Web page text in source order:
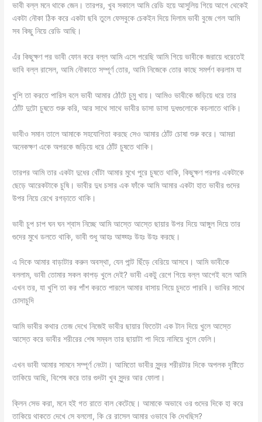
ভাবী বল্ল মনে থাকে জেন। তারপর, খুব সকালে আমি রেডি হয়ে আসুলিয় গিয়ে আগে থেকেই
একটা নৌকা ঠিক করে একটা ছবি তুলে ফেসবুকে চেকইন দিয়ে দিলাম ভাবী বুজে গেল আমি
সব কিছু নিয়ে রেডি আছি।
এঁর কিছুক্ষণ পর ভাবী ফোন করে বল্ল আমি এসে পরেছি আমি গিয়ে ভাবীকে জরায়ে ধরেতেই
ভাবি বল্ল রাসেল, আমি নৌকাতে সম্পূর্ণ তোর, আমি নিজেকে তোর কাছে সমর্পণ করলাম যা
খুশি তা করতে পারিস বলে ভাবী আমার ঠোঁটে চুমু খায়। আমিও ভাবীকে জড়িয়ে ধরে তার
ঠোঁট দুটো চুষতে শুরু করি, আর সাথে সাথে ভাবীর ডাসা ডাসা দুধগুলোকে কচলাতে থাকি।
ভাবীও সমান তালে আমাকে সহযোগিতা করছে সেও আমার ঠোঁট চোষা শুরু করে। আমরা
অনেকক্ষণ একে অপরকে জড়িয়ে ধরে ঠোঁট চুষতে থাকি।
তারপর আমি তার একটা দুধের বোঁটা আমার মুখে পুরে চুষতে থাকি, কিছুক্ষণ পরপর একটাকে
ছেড়ে আরেকটাকে চুষি। ভাবীর দুধ চসার এক ফাঁকে আমি আমার একটা হাত ভাবীর গুদের
উপর নিয়ে রেখে রগড়াতে থাকি।
ভাবী চুপ চাপ ঘন ঘন শ্বাস নিচ্ছে আমি আস্তে আস্তে ছায়ার উপর দিয়ে আঙ্গুল দিয়ে তার
গুদের মুখে ডলতে থাকি, ভাবী শুধু আহঃ আহ্হ্হঃ উহঃ উহঃ করছে।
এ দিকে আমার বাড়াটার করুন অবস্থা, যেন পান্ট ছিঁড়ে বেরিয়ে আসবে। আমি ভাবীকে
বললাম, ভাবী তোমার সকল কাপড় খুলে দেই? ভাবী একটু রেগে গিয়ে বল্ল আগেই বলে আমি
এখন তর, যা খুশি তা কর পাঁশ করতে পারলে আমার বাসায় গিয়ে চুদতে পারবি। ভাবির সাথে
চোদাচুদি
আমি ভাবীর কথার তেজ দেখে নিজেই ভাবীর ছায়ার ফিতেটা এক টান দিয়ে খুলে আস্তে
আস্তে করে ভাবীর শরীরের শেষ সম্বল তার ছায়াটা পা দিয়ে নামিয়ে খুলে ফেলি।
এখন ভাবী আমার সামনে সম্পূর্ণ নেংটা। আমিতো ভাবীর সুন্দর শরীরটার দিকে অপলক দৃষ্টিতে
তাকিয়ে আছি, বিশেষ করে তার গুদটা খুব সুন্দর আর ফোলা।
ক্লিন সেভ করা, মনে হই গত রাতে বাল কেটেছে। আমাকে অভাবে ওর গুদের দিকে হা করে
তাকিয়ে থাকতে দেখে সে বললো, কি রে রাসেল আমার ওভাবে কি দেখছিস?